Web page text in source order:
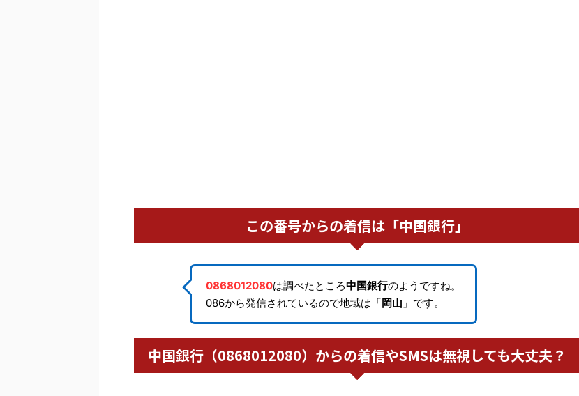
この番号からの着信は「中国銀行」
0868012080は調べたところ中国銀行のようですね。
086から発信されているので地域は「岡山 」です。
中国銀行（0868012080）からの着信やSMSは無視しても大丈夫？